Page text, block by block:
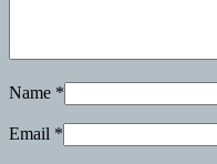
Name *
Email *